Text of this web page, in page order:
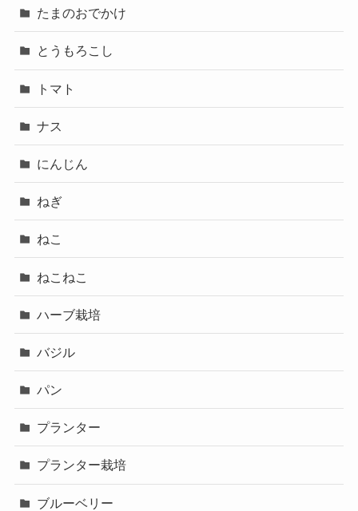
たまのおでかけ
とうもろこし
トマト
ナス
にんじん
ねぎ
ねこ
ねこねこ
ハーブ栽培
バジル
パン
プランター
プランター栽培
ブルーベリー